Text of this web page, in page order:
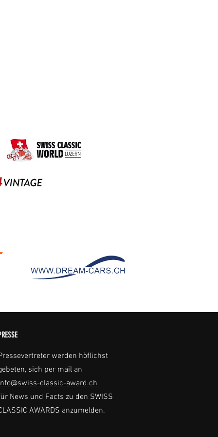
werden höflichst
sich per mail an
classic-award.ch
News und Facts zu den SWISS
AWARDS anzumelden.